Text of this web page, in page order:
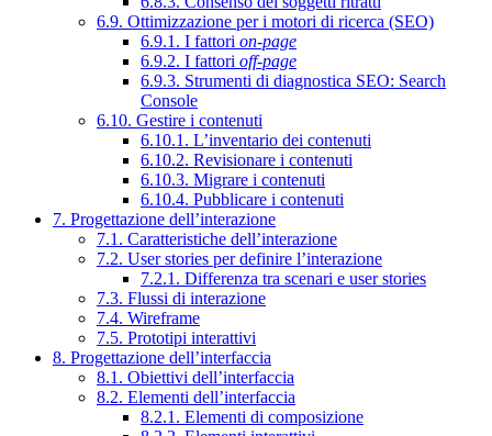
6.9. Ottimizzazione per i motori di ricerca (SEO)
6.9.1. I fattori on-page
6.9.2. I fattori off-page
6.9.3. Strumenti di diagnostica SEO: Search
Console
6.10. Gestire i contenuti
6.10.1. L’inventario dei contenuti
6.10.2. Revisionare i contenuti
6.10.3. Migrare i contenuti
6.10.4. Pubblicare i contenuti
7. Progettazione dell’interazione
7.1. Caratteristiche dell’interazione
7.2. User stories per definire l’interazione
7.2.1. Differenza tra scenari e user stories
7.3. Flussi di interazione
7.4. Wireframe
7.5. Prototipi interattivi
8. Progettazione dell’interfaccia
8.1. Obiettivi dell’interfaccia
8.2. Elementi dell’interfaccia
8.2.1. Elementi di composizione